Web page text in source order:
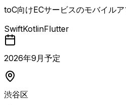
toC向けECサービスのモバイル
SwiftUIによるUI実装も担当いた
Androidアプリ開発やJetpack
関わる可能性があり、iOS/
発および開発フローの最適化にも取
定義からリリース、効果分析ま
経験を積める案件です。
SwiftKotlinFlutter
2026年9月予定
渋谷区